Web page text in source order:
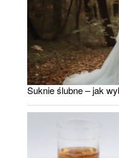
Suknie ślubne – jak